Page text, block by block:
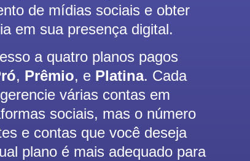
de mídias sociais e obter
em sua presença digital.
a quatro planos pagos
, Prêmio, e Platina. Cada
várias contas em
sociais, mas o número
e contas que você deseja
plano é mais adequado para